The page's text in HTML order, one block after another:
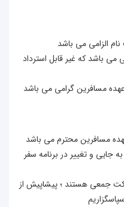
که غیر قابل استرداد
گرامی می باشد
محترم می باشد
در برنامه سفر
هستند ؛ پیشاپیش از